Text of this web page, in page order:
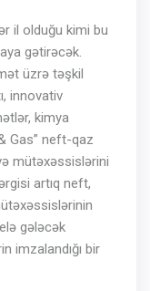
il olduğu kimi bu
gətirəcək.
üzrə təşkil
innovativ
kimya
Gas” neft-qaz
mütəxəssislərini
artıq neft,
gələcək
imzalandığı bir